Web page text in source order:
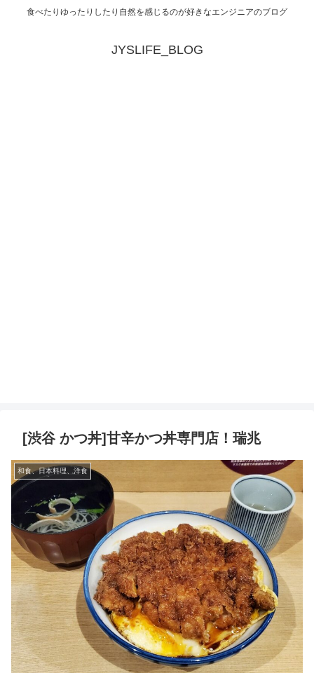
食べたりゆったりしたり自然を感じるのが好きなエンジニアのブログ
JYSLIFE_BLOG
[渋谷 かつ丼]甘辛かつ丼専門店！瑞兆
和食、日本料理、洋食